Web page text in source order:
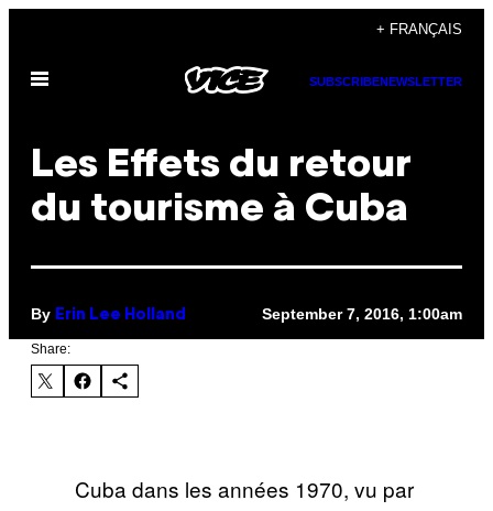
content
+ FRANÇAIS
Open
SUBSCRIBENEWSLETTER
Les Effets du retour
du tourisme à Cuba
By Erin Lee Holland September 7, 2016, 1:00am
Share:
Cuba dans les années 1970, vu par